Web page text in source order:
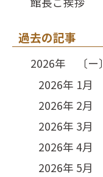
過去の記事
2026年 〔ー〕
2026年 1月
2026年 2月
2026年 3月
2026年 4月
2026年 5月